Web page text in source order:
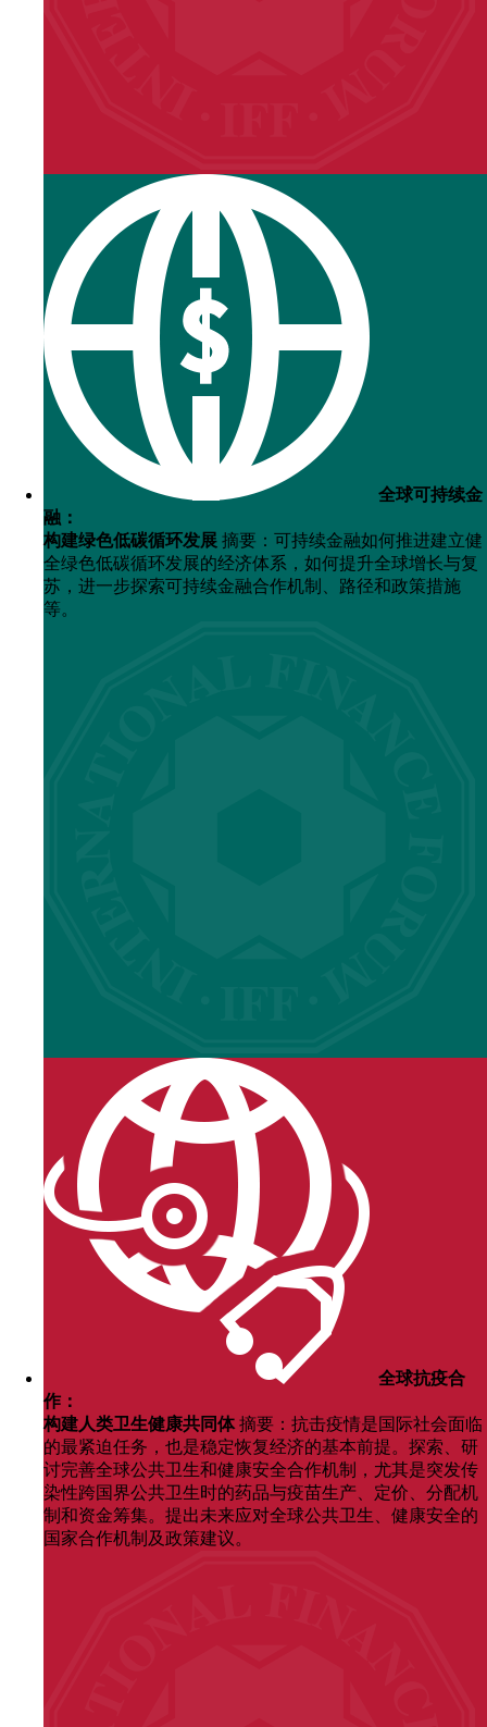
全球可持续金
融：
构建绿色低碳循环发展 摘要：可持续金融如何推进建立健
全绿色低碳循环发展的经济体系，如何提升全球增长与复
苏，进一步探索可持续金融合作机制、路径和政策措施
等。
全球抗疫合
作：
构建人类卫生健康共同体 摘要：抗击疫情是国际社会面临
的最紧迫任务，也是稳定恢复经济的基本前提。探索、研
讨完善全球公共卫生和健康安全合作机制，尤其是突发传
染性跨国界公共卫生时的药品与疫苗生产、定价、分配机
制和资金筹集。提出未来应对全球公共卫生、健康安全的
国家合作机制及政策建议。